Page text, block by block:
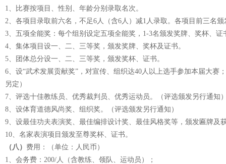
1、比赛按项目、性别、年龄分别录取名次。
2、各项目录取前六名，不足6人（含6人）减1人录取。各项目前三名
3、五项全能奖：每个组别设定五项全能奖，1-3名颁发奖牌、奖杯、证
4、集体项目设一、二、三等奖，颁发奖牌、奖杯及证书。
5、团体总分设一、二、三等奖，颁发奖杯、证书。
6、设“武术发展贡献奖”，对宣传、组织达40人以上选手参加本届大
另定）
7、评选十佳教练员、优秀裁判员、优秀运动员。（评选颁发另行通知
8、设体育道德风尚奖、组织奖。（评选颁发另行通知）
9、设最佳功夫表演奖、最佳编排设计奖、最佳风格奖等，颁发匾牌及
10、名家表演项目颁发至尊奖杯、证书。
（八） 费用：（单位：人民币）
1、会务费：200/人（含教练、领队、运动员）；